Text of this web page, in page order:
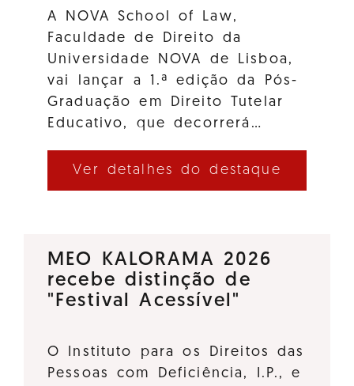
A NOVA School of Law,
Faculdade de Direito da
Universidade NOVA de Lisboa,
vai lançar a 1.ª edição da Pós-
Graduação em Direito Tutelar
Educativo, que decorrerá…
Ver detalhes do destaque
MEO KALORAMA 2026
recebe distinção de
"Festival Acessível"
O Instituto para os Direitos das
Pessoas com Deficiência, I.P., e